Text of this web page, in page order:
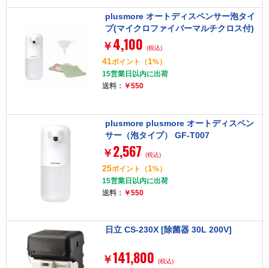
plusmore オートディスペンサー泡タイ
プ(マイクロファイバーマルチクロス付)
GF-T007RMC1
￥ 4,100 (税込)
41ポイント （1%）
15営業日以内に出荷
送料： ￥550
plusmore plusmore オートディスペン
サー（泡タイプ） GF-T007
￥ 2,567 (税込)
25ポイント （1%）
15営業日以内に出荷
送料： ￥550
日立 CS-230X [除菌器 30L 200V]
￥141,800 (税込)